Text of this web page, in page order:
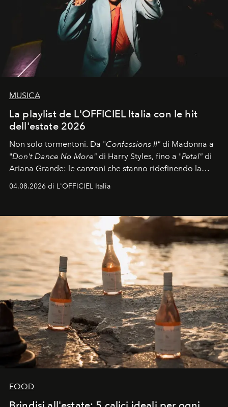
MUSICA
La playlist de L'OFFICIEL Italia con le hit
dell'estate 2026
Non solo tormentoni. Da "Confessions II" di Madonna a
"Don't Dance No More" di Harry Styles, fino a "Petal" di
Ariana Grande: le canzoni che stanno ridefinendo la
colonna sonora della stagione.
04.08.2026 di L'OFFICIEL Italia
FOOD